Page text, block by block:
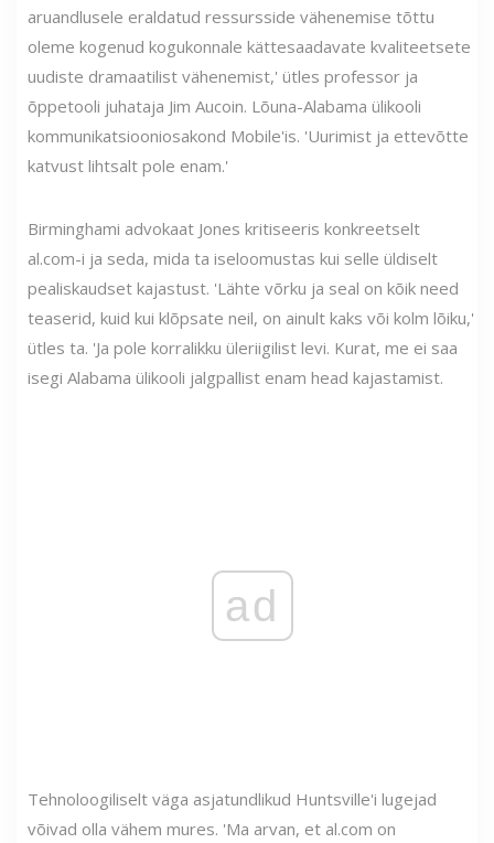
aruandlusele eraldatud ressursside vähenemise tõttu
oleme kogenud kogukonnale kättesaadavate kvaliteetsete
uudiste dramaatilist vähenemist,' ütles professor ja
õppetooli juhataja Jim Aucoin. Lõuna-Alabama ülikooli
kommunikatsiooniosakond Mobile'is. 'Uurimist ja ettevõtte
katvust lihtsalt pole enam.'
Birminghami advokaat Jones kritiseeris konkreetselt
al.com-i ja seda, mida ta iseloomustas kui selle üldiselt
pealiskaudset kajastust. 'Lähte võrku ja seal on kõik need
teaserid, kuid kui klõpsate neil, on ainult kaks või kolm lõiku,'
ütles ta. 'Ja pole korralikku üleriigilist levi. Kurat, me ei saa
isegi Alabama ülikooli jalgpallist enam head kajastamist.
ad
Tehnoloogiliselt väga asjatundlikud Huntsville'i lugejad
võivad olla vähem mures. 'Ma arvan, et al.com on